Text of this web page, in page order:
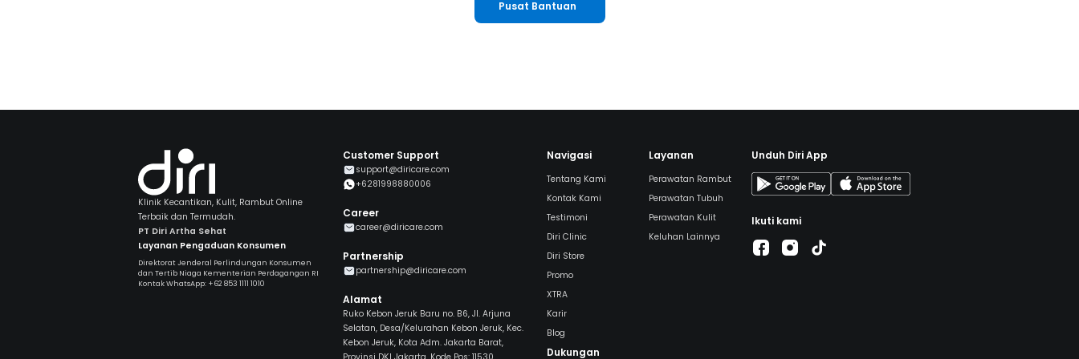
tentu butuh kandungan untuk tangani jerawat. Tapi ketika jerawat sudah terkontrol, kamu bisa
Pusat Bantuan
Klinik Kecantikan, Kulit, Rambut Online
Terbaik dan Termudah.
PT Diri Artha Sehat
Layanan Pengaduan Konsumen
Direktorat Jenderal Perlindungan Konsumen
dan Tertib Niaga Kementerian Perdagangan RI
Kontak WhatsApp: +62 853 1111 1010
Customer Support
support@diricare.com
+6281998880006
Career
career@diricare.com
Partnership
partnership@diricare.com
Alamat
Ruko Kebon Jeruk Baru no. B6, Jl. Arjuna
Selatan, Desa/Kelurahan Kebon Jeruk, Kec.
Kebon Jeruk, Kota Adm. Jakarta Barat,
Navigasi
Tentang Kami
Kontak Kami
Testimoni
Diri Clinic
Diri Store
Promo
XTRA
Karir
Blog
Dukungan
Layanan
Perawatan Rambut
Perawatan Tubuh
Perawatan Kulit
Keluhan Lainnya
Unduh Diri App
Ikuti kami